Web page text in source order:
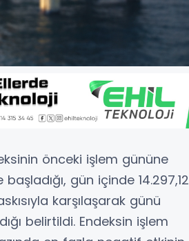
önceki işlem gününe
gün içinde 14.297,12
karşılaşarak günü
belirtildi. Endeksin işlem